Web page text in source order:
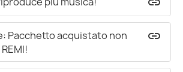
Pacchetto acquistato non
insert_link